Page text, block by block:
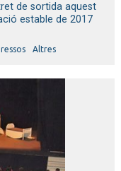
de sortida aquest
estable de 2017
Altres